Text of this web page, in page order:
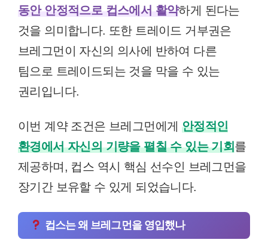
동안 안정적으로 컵스에서 활약하게 된다는
것을 의미합니다. 또한 트레이드 거부권은
브레그먼이 자신의 의사에 반하여 다른
팀으로 트레이드되는 것을 막을 수 있는
권리입니다.
이번 계약 조건은 브레그먼에게 안정적인
환경에서 자신의 기량을 펼칠 수 있는 기회를
제공하며, 컵스 역시 핵심 선수인 브레그먼을
장기간 보유할 수 있게 되었습니다.
컵스는 왜 브레그먼을 영입했나